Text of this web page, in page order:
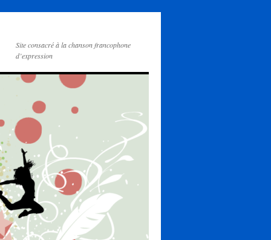
Site consacré à la chanson francophone
d’expression